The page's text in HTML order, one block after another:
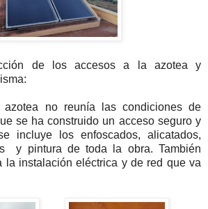
de los accesos a la azotea y
no reunía las condiciones de
se ha construido un acceso seguro y
incluye los enfoscados, alicatados,
y pintura de toda la obra. También
la instalación eléctrica y de red que va